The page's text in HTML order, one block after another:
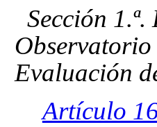
Sección
Evaluación
Artículo